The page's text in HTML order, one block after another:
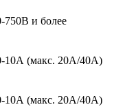
750В и более
10А (макс. 20А/40А)
10А (макс. 20А/40А)